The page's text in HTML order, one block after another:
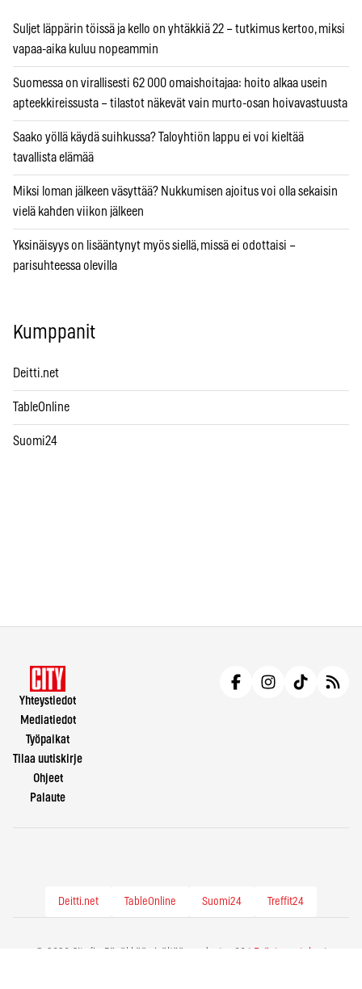
Suljet läppärin töissä ja kello on yhtäkkiä 22 – tutkimus kertoo, miksi
vapaa-aika kuluu nopeammin
Suomessa on virallisesti 62 000 omaishoitajaa: hoito alkaa usein
apteekkireissusta – tilastot näkevät vain murto-osan hoivavastuusta
Saako yöllä käydä suihkussa? Taloyhtiön lappu ei voi kieltää
tavallista elämää
Miksi loman jälkeen väsyttää? Nukkumisen ajoitus voi olla sekaisin
vielä kahden viikon jälkeen
Yksinäisyys on lisääntynyt myös siellä, missä ei odottaisi –
parisuhteessa olevilla
Kumppanit
Deitti.net
TableOnline
Suomi24
Yhteystiedot
Mediatiedot
Työpaikat
Tilaa uutiskirje
Ohjeet
Palaute
Deitti.net TableOnline Suomi24 Treffit24